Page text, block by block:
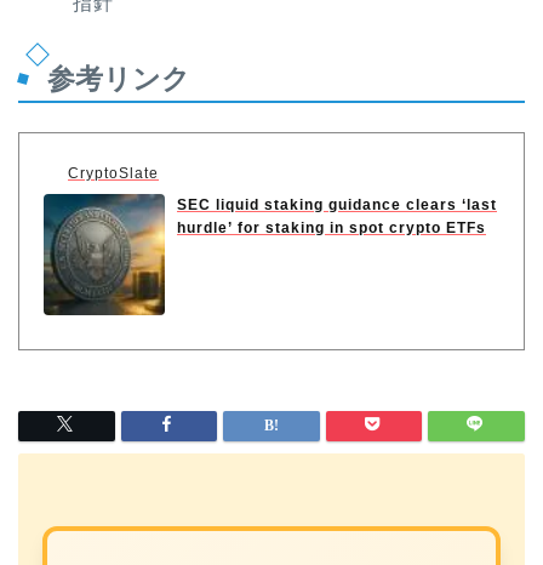
参考リンク
CryptoSlate
SEC liquid staking guidance clears ‘last
hurdle’ for staking in spot crypto ETFs